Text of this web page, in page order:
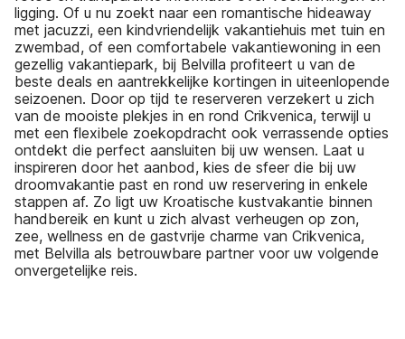
ligging. Of u nu zoekt naar een romantische hideaway
met jacuzzi, een kindvriendelijk vakantiehuis met tuin en
zwembad, of een comfortabele vakantiewoning in een
gezellig vakantiepark, bij Belvilla profiteert u van de
beste deals en aantrekkelijke kortingen in uiteenlopende
seizoenen. Door op tijd te reserveren verzekert u zich
van de mooiste plekjes in en rond Crikvenica, terwijl u
met een flexibele zoekopdracht ook verrassende opties
ontdekt die perfect aansluiten bij uw wensen. Laat u
inspireren door het aanbod, kies de sfeer die bij uw
droomvakantie past en rond uw reservering in enkele
stappen af. Zo ligt uw Kroatische kustvakantie binnen
handbereik en kunt u zich alvast verheugen op zon,
zee, wellness en de gastvrije charme van Crikvenica,
met Belvilla als betrouwbare partner voor uw volgende
onvergetelijke reis.